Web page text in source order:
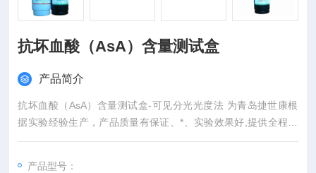
抗坏血酸（AsA）含量测试盒
产品简介
抗坏血酸（AsA）含量测试盒-可见分光光度法 为青岛捷世康根
据实验经验生产，产品质量有保证、*、实验效果好,提供全程技
术服务或免费代测服务（山东省内可上门取样）产品具有灵敏度
产品型号：